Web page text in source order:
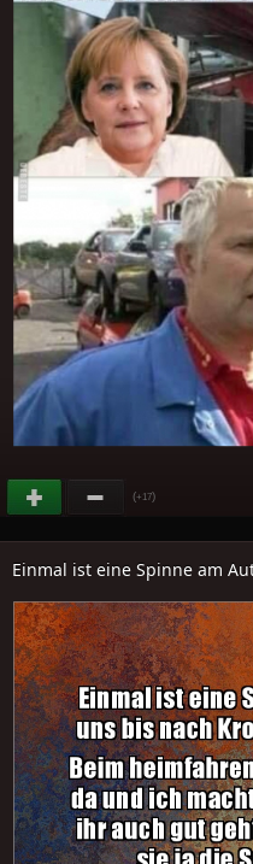
(+17)
Einmal ist eine Spinne am